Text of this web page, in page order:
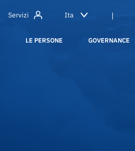
Servizi |
LE PERSONE GOVERNANCE